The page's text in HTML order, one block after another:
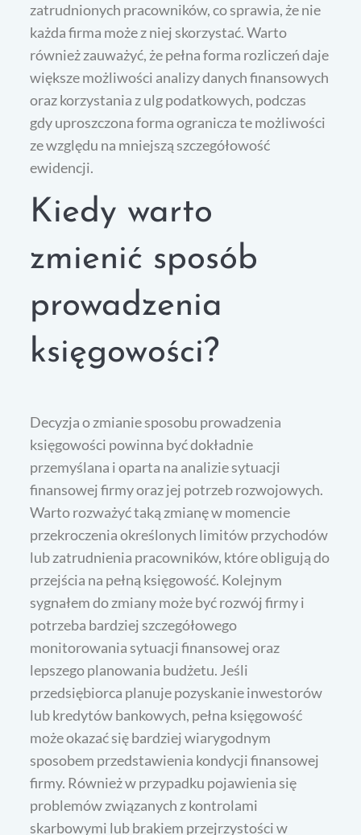
zatrudnionych pracowników, co sprawia, że nie
każda firma może z niej skorzystać. Warto
również zauważyć, że pełna forma rozliczeń daje
większe możliwości analizy danych finansowych
oraz korzystania z ulg podatkowych, podczas
gdy uproszczona forma ogranicza te możliwości
ze względu na mniejszą szczegółowość
ewidencji.
Kiedy warto
zmienić sposób
prowadzenia
księgowości?
Decyzja o zmianie sposobu prowadzenia
księgowości powinna być dokładnie
przemyślana i oparta na analizie sytuacji
finansowej firmy oraz jej potrzeb rozwojowych.
Warto rozważyć taką zmianę w momencie
przekroczenia określonych limitów przychodów
lub zatrudnienia pracowników, które obligują do
przejścia na pełną księgowość. Kolejnym
sygnałem do zmiany może być rozwój firmy i
potrzeba bardziej szczegółowego
monitorowania sytuacji finansowej oraz
lepszego planowania budżetu. Jeśli
przedsiębiorca planuje pozyskanie inwestorów
lub kredytów bankowych, pełna księgowość
może okazać się bardziej wiarygodnym
sposobem przedstawienia kondycji finansowej
firmy. Również w przypadku pojawienia się
problemów związanych z kontrolami
skarbowymi lub brakiem przejrzystości w